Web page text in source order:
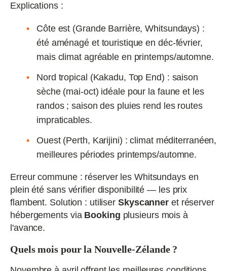
Explications :
Côte est (Grande Barrière, Whitsundays) :
été aménagé et touristique en déc‑février,
mais climat agréable en printemps/automne.
Nord tropical (Kakadu, Top End) : saison
sèche (mai‑oct) idéale pour la faune et les
randos ; saison des pluies rend les routes
impraticables.
Ouest (Perth, Karijini) : climat méditerranéen,
meilleures périodes printemps/automne.
Erreur commune : réserver les Whitsundays en
plein été sans vérifier disponibilité — les prix
flambent. Solution : utiliser Skyscanner et réserver
hébergements via Booking plusieurs mois à
l'avance.
Quels mois pour la Nouvelle‑Zélande ?